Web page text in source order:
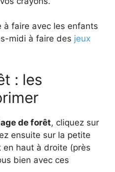
à faire avec les enfants
midi à faire des jeux
: les
de forêt, cliquez sur
ensuite sur la petite
en haut à droite (près
bien avec ces